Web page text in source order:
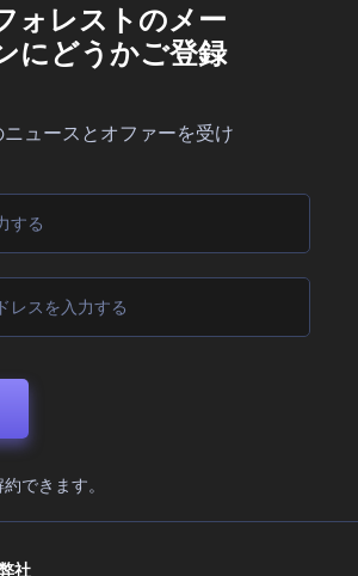
ォレストのメー
にどうかご登録
ュースとオファーを受け
できます。
社